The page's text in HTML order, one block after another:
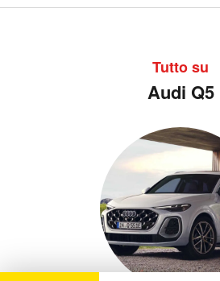
Tutto su
Audi Q5